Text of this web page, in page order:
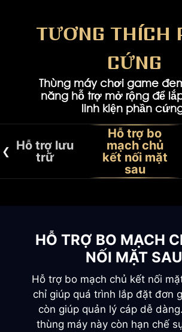
TƯƠNG THÍCH
CỨNG
Thùng máy chơi game
năng hỗ trợ mở rộng để
linh kiện phần
Hỗ trợ lưu
trữ
Hỗ trợ bo
mạch chủ
kết nối mặt
sau
HỖ TRỢ BO MẠCH
NỐI MẶT SAU
Hỗ trợ bo mạch chủ kết nối
chỉ giúp quá trình lắp đặt đơn
còn giúp quản lý cáp dễ
thùng máy này còn hạn chế
TƯƠNG THÍCH
TUỲ CHỌN LẮP HAI
HOẠ
Theo chiều
CẦN
Tự cấu hình thiết lập lưu
• 2 x 2.5”/3.5“ combo.
2 x